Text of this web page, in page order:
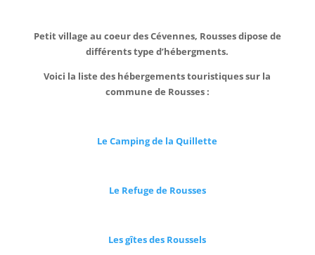
Petit village au coeur des Cévennes, Rousses dipose de
différents type d’hébergments.
Voici la liste des hébergements touristiques sur la
commune de Rousses :
Le Camping de la Quillette
Le Refuge de Rousses
Les gîtes des Roussels